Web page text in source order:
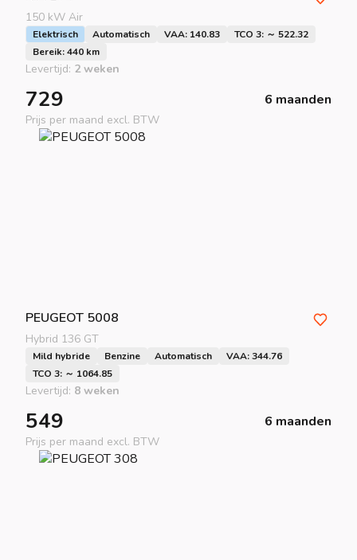
150 kW Air
Elektrisch Automatisch VAA: 140.83
TCO 3: ～ 522.32
Bereik: 440 km
Levertijd: 2 weken
729 6 maanden
Prijs per maand excl. BTW
PEUGEOT 5008
Hybrid 136 GT
Mild hybride Benzine Automatisch
VAA: 344.76
TCO 3: ～ 1064.85
Levertijd: 8 weken
549 6 maanden
Prijs per maand excl. BTW